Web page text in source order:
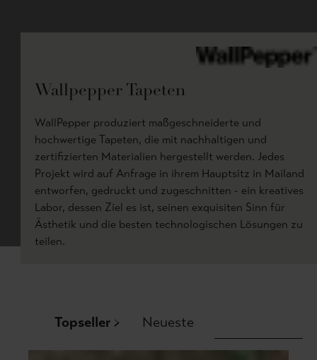
Wallpepper Tapeten
WallPepper produziert maßgeschneiderte und
hochwertige Tapeten, die mit nachhaltigen und
zertifizierten Materialien hergestellt werden. Jedes
Projekt wird auf Anfrage in ihrem Hauptsitz in Mailand
entworfen, gedruckt und zugeschnitten - ein kreatives
Labor, dessen Ziel es ist, seinen exquisiten Sinn für
Ästhetik und die besten technologischen Lösungen zu
teilen.
Topseller Neueste